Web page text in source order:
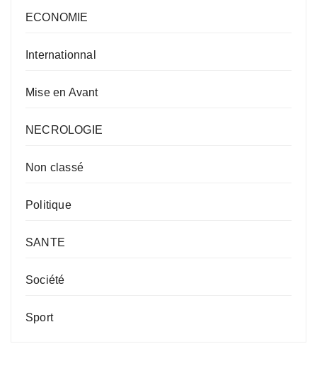
ECONOMIE
Internationnal
Mise en Avant
NECROLOGIE
Non classé
Politique
SANTE
Société
Sport